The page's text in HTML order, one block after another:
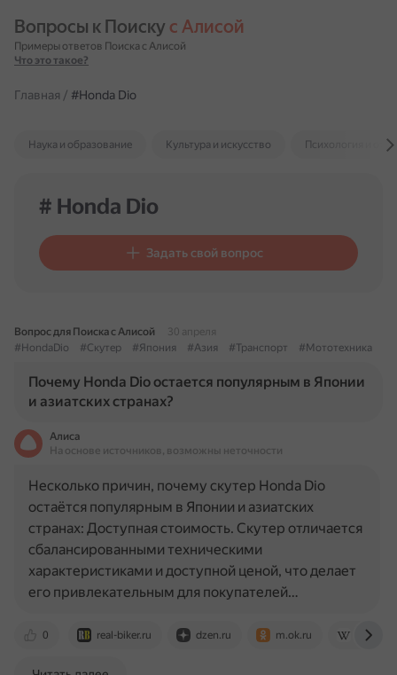
Вопросы к Поиску с Алисой
Примеры ответов Поиска с Алисой
Что это такое?
Главная / #Honda Dio
Наука и образование Культура и искусство Психология и
# Honda Dio
Задать свой вопрос
Вопрос для Поиска с Алисой
30 апреля
#HondaDio
#Скутер #Япония #Азия #Транспорт #Мототехника
Почему Honda Dio остается популярным в Японии
и азиатских странах?
Алиса
На основе источников, возможны неточности
0 real-biker.ru dzen.ru m.ok.ru
Несколько причин, почему скутер Honda Dio
остаётся популярным в Японии и азиатских
странах: Доступная стоимость. Скутер отличается
сбалансированными техническими
характеристиками и доступной ценой, что делает
его привлекательным для покупателей…